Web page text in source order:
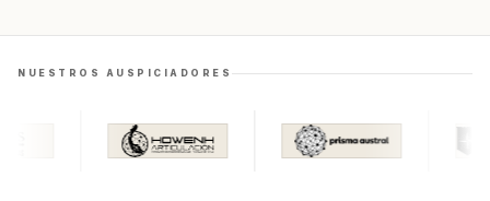
NUESTROS AUSPICIADORES